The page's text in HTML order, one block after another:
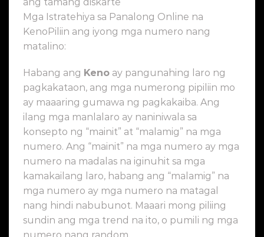
Mga Istratehiya sa Panalong Online na
KenoPiliin ang iyong mga numero nang
matalino:
Habang ang Keno ay pangunahing laro ng
pagkakataon, ang mga numerong pipiliin mo
ay maaaring gumawa ng pagkakaiba. Ang
ilang mga manlalaro ay naniniwala sa
konsepto ng “mainit” at “malamig” na mga
numero. Ang “mainit” na mga numero ay mga
numero na madalas na iginuhit sa mga
kamakailang laro, habang ang “malamig” na
mga numero ay mga numero na matagal
nang hindi nabubunot. Maaari mong piliing
sundin ang mga trend na ito, o pumili ng mga